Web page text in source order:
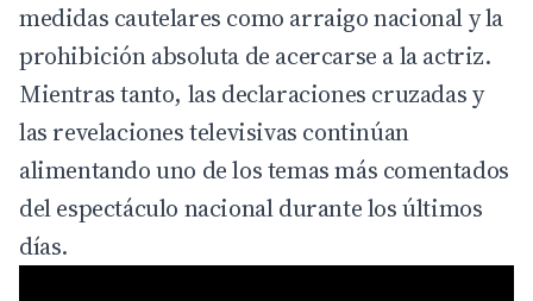
medidas cautelares como arraigo nacional y la
prohibición absoluta de acercarse a la actriz.
Mientras tanto, las declaraciones cruzadas y
las revelaciones televisivas continúan
alimentando uno de los temas más comentados
del espectáculo nacional durante los últimos
días.